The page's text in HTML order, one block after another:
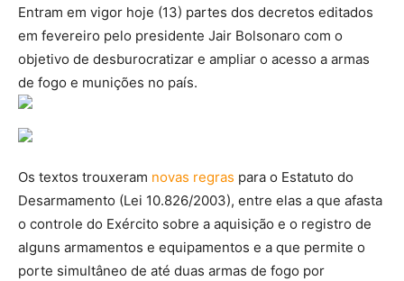
Entram em vigor hoje (13) partes dos decretos editados
em fevereiro pelo presidente Jair Bolsonaro com o
objetivo de desburocratizar e ampliar o acesso a armas
de fogo e munições no país.
Os textos trouxeram novas regras para o Estatuto do
Desarmamento (Lei 10.826/2003), entre elas a que afasta
o controle do Exército sobre a aquisição e o registro de
alguns armamentos e equipamentos e a que permite o
porte simultâneo de até duas armas de fogo por